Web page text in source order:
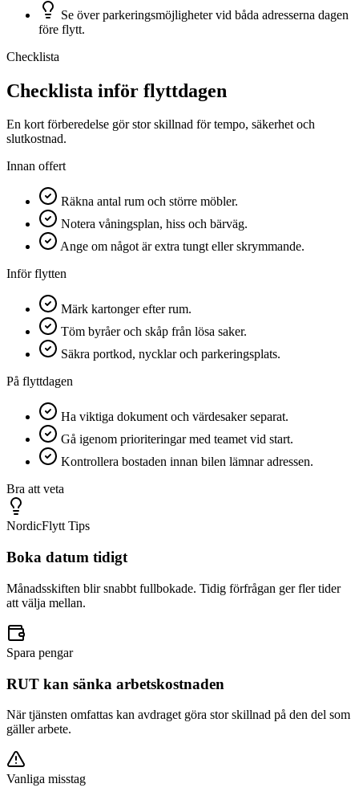
Se över parkeringsmöjligheter vid båda adresserna dagen
före flytt.
Checklista
Checklista inför flyttdagen
En kort förberedelse gör stor skillnad för tempo, säkerhet och
slutkostnad.
Innan offert
Räkna antal rum och större möbler.
Notera våningsplan, hiss och bärväg.
Ange om något är extra tungt eller skrymmande.
Inför flytten
Märk kartonger efter rum.
Töm byråer och skåp från lösa saker.
Säkra portkod, nycklar och parkeringsplats.
På flyttdagen
Ha viktiga dokument och värdesaker separat.
Gå igenom prioriteringar med teamet vid start.
Kontrollera bostaden innan bilen lämnar adressen.
Bra att veta
NordicFlytt Tips
Boka datum tidigt
Månadsskiften blir snabbt fullbokade. Tidig förfrågan ger fler tider
att välja mellan.
Spara pengar
RUT kan sänka arbetskostnaden
När tjänsten omfattas kan avdraget göra stor skillnad på den del som
gäller arbete.
Vanliga misstag